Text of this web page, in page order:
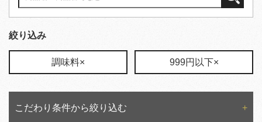
絞り込み
調味料× 999円以下×
こだわり条件から絞り込む